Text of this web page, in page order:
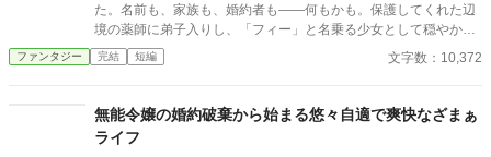
た。名前も、家族も、婚約者も——何もかも。保護してくれた辺
境の薬師に弟子入りし、「フィー」と名乗る少女として穏やかに
暮らし始めた。朝は薬草を摘み、昼は薬を調合し、夕方は師匠の
息子——無口だが優しい青年ルカスと一緒に夕焼けを見る。
の貴族が現れた。やつれた顔で「フィーネ、迎えに来た」と。彼
女は首を傾げた。「存じ上げませんが、どちら様ですか？」——
嘘ではなく、本当に覚えていない。忘れることが、最も残酷な復
ファンタジー 完結 短編 文字数：10,372
無能令嬢の婚約破棄から始まる悠々自適で爽快なざまぁ
ライフ